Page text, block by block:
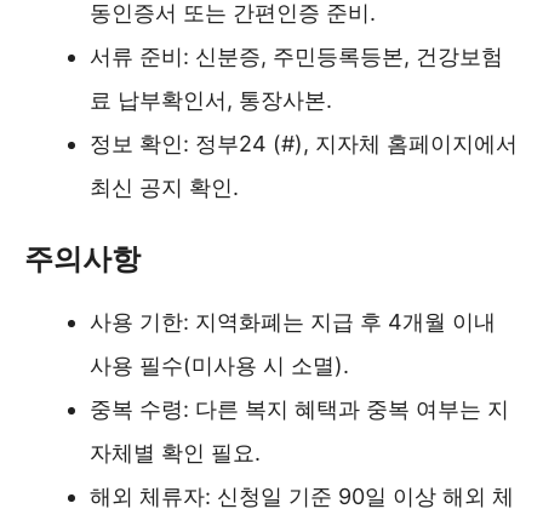
동인증서 또는 간편인증 준비.
서류 준비: 신분증, 주민등록등본, 건강보험
료 납부확인서, 통장사본.
정보 확인: 정부24 (#), 지자체 홈페이지에서
최신 공지 확인.
주의사항
사용 기한: 지역화폐는 지급 후 4개월 이내
사용 필수(미사용 시 소멸).
중복 수령: 다른 복지 혜택과 중복 여부는 지
자체별 확인 필요.
해외 체류자: 신청일 기준 90일 이상 해외 체